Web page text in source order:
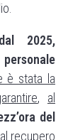
2025,
è stata la
, al
del
recupero